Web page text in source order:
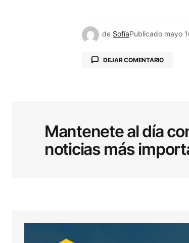
de SofíaPublicado mayo
DEJAR COMENTARIO
Comentario*
Mantenete al día
noticias más